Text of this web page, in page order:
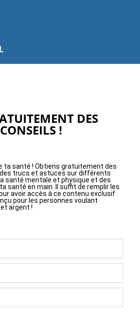
DES
!
ta santé ! Obtiens gratuitement des
trucs et astuces sur différents
santé mentale et physique et des
santé en main. Il suffit de remplir les
avoir accès à ce contenu exclusif
pour les personnes voulant
argent !